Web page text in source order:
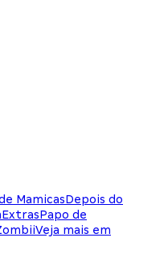
MamicasDepois do
ExtrasPapo de
Veja mais em